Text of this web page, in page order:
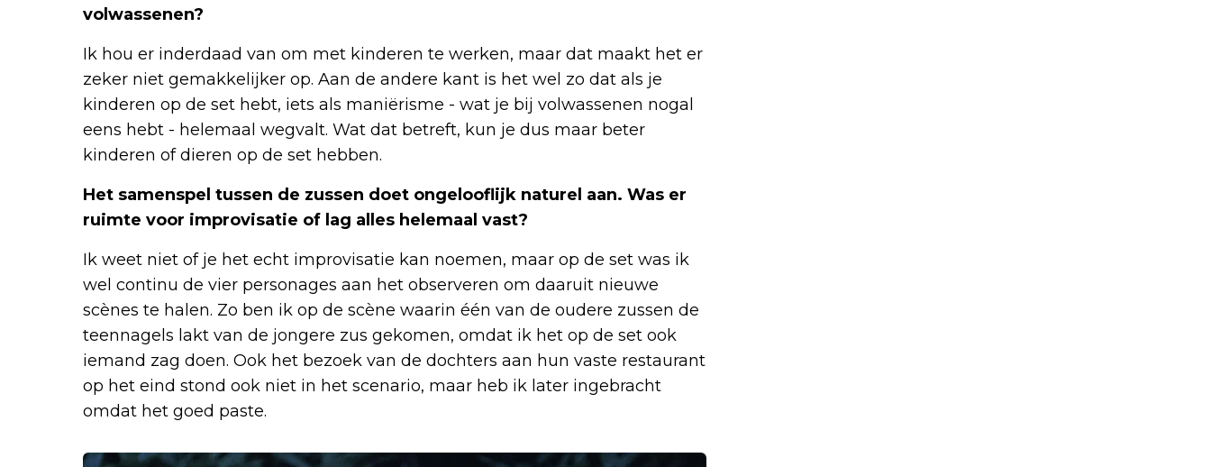
volwassenen?
Ik hou er inderdaad van om met kinderen te werken, maar dat maakt het er
zeker niet gemakkelijker op. Aan de andere kant is het wel zo dat als je
kinderen op de set hebt, iets als maniërisme - wat je bij volwassenen nogal
eens hebt - helemaal wegvalt. Wat dat betreft, kun je dus maar beter
kinderen of dieren op de set hebben.
Het samenspel tussen de zussen doet ongelooflijk naturel aan. Was er
ruimte voor improvisatie of lag alles helemaal vast?
Ik weet niet of je het echt improvisatie kan noemen, maar op de set was ik
wel continu de vier personages aan het observeren om daaruit nieuwe
scènes te halen. Zo ben ik op de scène waarin één van de oudere zussen de
teennagels lakt van de jongere zus gekomen, omdat ik het op de set ook
iemand zag doen. Ook het bezoek van de dochters aan hun vaste restaurant
op het eind stond ook niet in het scenario, maar heb ik later ingebracht
omdat het goed paste.